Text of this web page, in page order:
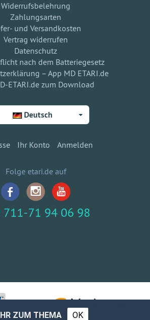
Widerrufsbelehrung
Zahlungsarten
und Versandkosten
Vertrag widerrufen
Datenschutz
nach dem Batteriegesetz
– App MD ETARI.de
ETARI.de zum Download
Deutsch
Ihr Konto Anmelden
Folge etari.de auf
711-71 94 06 98
ZUM THEMA OK